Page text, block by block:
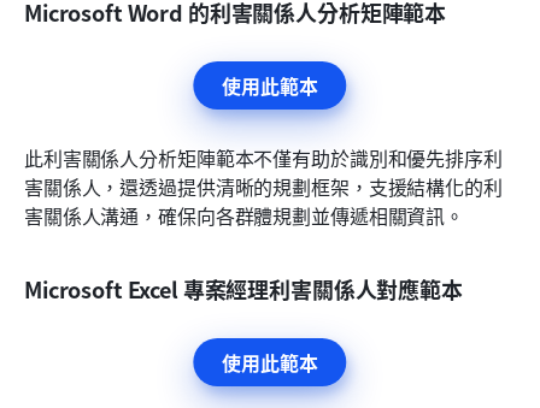
Microsoft Word 的利害關係人分析矩陣範本
使用此範本
此利害關係人分析矩陣範本不僅有助於識別和優先排序利
害關係人，還透過提供清晰的規劃框架，支援結構化的利
害關係人溝通，確保向各群體規劃並傳遞相關資訊。
Microsoft Excel 專案經理利害關係人對應範本
使用此範本